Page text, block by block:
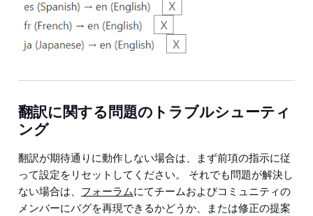
翻訳に関する問題のトラブルシューティ
ング
翻訳が期待通りに動作しない場合は、まず前項の指示に従
って設定をリセットしてください。 それでも問題が解決し
ない場合は、 フォーラムにてチームおよびコミュニティの
メンバーにバグを再現できるかどうか、または修正の提案